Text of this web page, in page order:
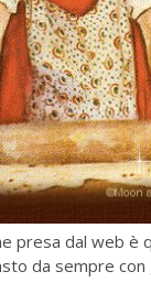
presa dal web è
da sempre con